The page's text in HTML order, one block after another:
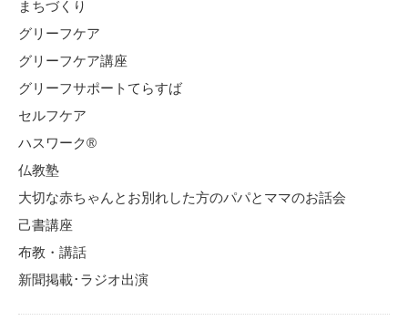
まちづくり
グリーフケア
グリーフケア講座
グリーフサポートてらすば
セルフケア
ハスワーク®
仏教塾
大切な赤ちゃんとお別れした方のパパとママのお話会
己書講座
布教・講話
新聞掲載･ラジオ出演